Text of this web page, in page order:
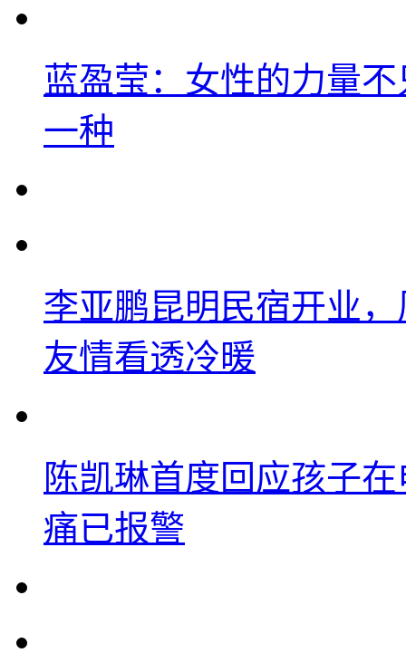
蓝盈莹：女性的力量
一种
李亚鹏昆明民宿开业
友情看透冷暖
陈凯琳首度回应孩子
痛已报警